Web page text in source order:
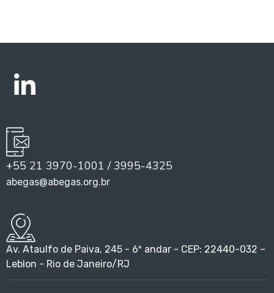
+55 21 3970-1001 / 3995-4325
abegas@abegas.org.br
Av. Ataulfo de Paiva, 245 - 6º andar - CEP: 22440-032 –
Leblon - Rio de Janeiro/RJ